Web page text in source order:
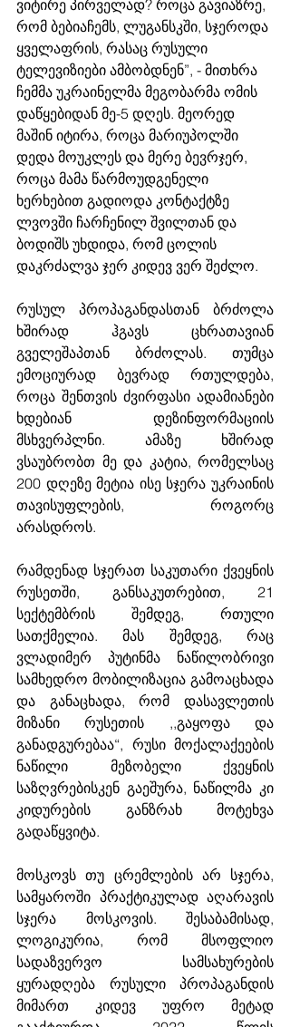
ვიტირე პირველად? როცა გავიაზრე,
რომ ბებიაჩემს, ლუგანსკში, სჯეროდა
ყველაფრის, რასაც რუსული
ტელევიზიები ამბობდნენ”, - მითხრა
ჩემმა უკრაინელმა მეგობარმა ომის
დაწყებიდან მე-5 დღეს. მეორედ
მაშინ იტირა, როცა მარიუპოლში
დედა მოუკლეს და მერე ბევრჯერ,
როცა მამა წარმოუდგენელი
ხერხებით გადიოდა კონტაქტზე
ლვოვში ჩარჩენილ შვილთან და
ბოდიშს უხდიდა, რომ ცოლის
დაკრძალვა ჯერ კიდევ ვერ შეძლო.
რუსულ პროპაგანდასთან ბრძოლა
ხშირად ჰგავს ცხრათავიან
გველეშაპთან ბრძოლას. თუმცა
ემოციურად ბევრად რთულდება,
როცა შენთვის ძვირფასი ადამიანები
ხდებიან დეზინფორმაციის
მსხვერპლნი. ამაზე ხშირად
ვსაუბრობთ მე და კატია, რომელსაც
200 დღეზე მეტია ისე სჯერა უკრაინის
თავისუფლების, როგორც
არასდროს.
რამდენად სჯერათ საკუთარი ქვეყნის
რუსეთში, განსაკუთრებით, 21
სექტემბრის შემდეგ, რთული
სათქმელია. მას შემდეგ, რაც
ვლადიმერ პუტინმა ნაწილობრივი
სამხედრო მობილიზაცია გამოაცხადა
და განაცხადა, რომ დასავლეთის
მიზანი რუსეთის ,,გაყოფა და
განადგურებაა“, რუსი მოქალაქეების
ნაწილი მეზობელი ქვეყნის
საზღვრებისკენ გაეშურა, ნაწილმა კი
კიდურების განზრახ მოტეხვა
გადაწყვიტა.
მოსკოვს თუ ცრემლების არ სჯერა,
სამყაროში პრაქტიკულად აღარავის
სჯერა მოსკოვის. შესაბამისად,
ლოგიკურია, რომ მსოფლიო
სადაზვერვო სამსახურების
ყურადღება რუსული პროპაგანდის
მიმართ კიდევ უფრო მეტად